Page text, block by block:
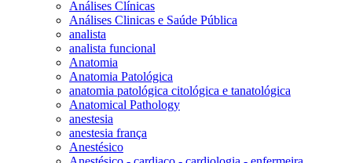
Análises Clínicas
Análises Clinicas e Saúde Pública
analista
analista funcional
Anatomia
Anatomia Patológica
anatomia patológica citológica e tanatológica
Anatomical Pathology
anestesia
anestesia frança
Anestésico